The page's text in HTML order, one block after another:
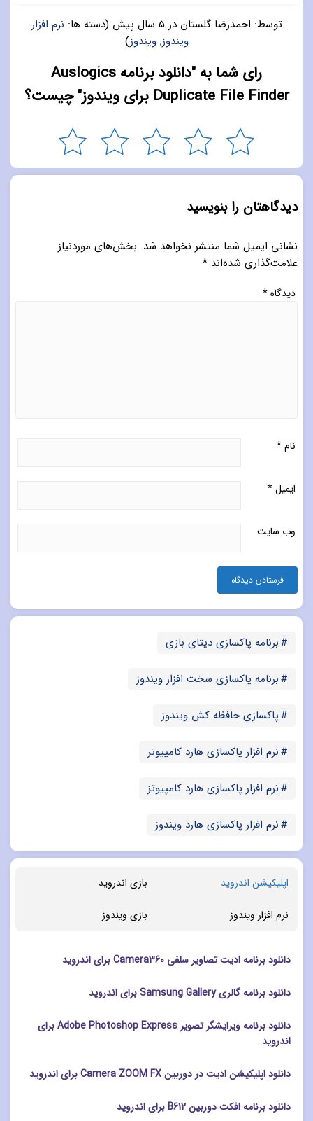
توسط: احمدرضا گلستان در5 سال پیش (دسته ها: نرم افزار
ویندوز,ویندوز)
رای شما به "دانلود برنامه Auslogics
Duplicate File Finder برای ویندوز" چیست؟
دیدگاهتان را بنویسید
نشانی ایمیل شما منتشر نخواهد شد. بخش‌های موردنیاز
علامت‌گذاری شده‌اند *
دیدگاه*
نام*
ایمیل*
وب‌ سایت
برنامه پاکسازی دیتای بازی
برنامه پاکسازی سخت افزار ویندوز
پاکسازی حافظه کش ویندوز
نرم افزار پاکسازی هارد کامپیوتر
نرم افزار پاکسازی هارد کامپیوتز
نرم افزار پاکسازی هارد ویندوز
اپلیکیشن اندروید بازی اندروید
نرم افزار ویندوز بازی ویندوز
دانلود برنامه ادیت تصاویر سلفی Camera360 برای اندروید
دانلود برنامه گالری Samsung Gallery برای اندروید
دانلود برنامه ویرایشگر تصویر Adobe Photoshop Express برای
اندروید
دانلود اپلیکیشن ادیت در دوربین Camera ZOOM FX برای اندروید
دانلود برنامه افکت دوربین B612 برای اندروید